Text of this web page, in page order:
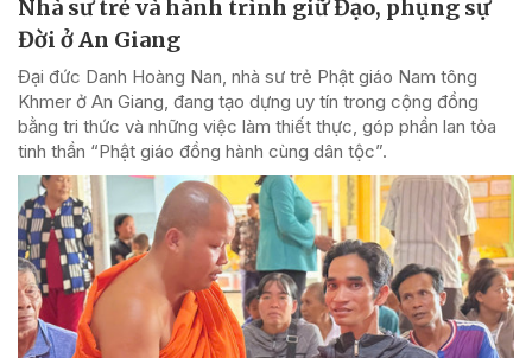
Nhà sư trẻ và hành trình giữ Đạo, phụng sự
Đời ở An Giang
Đại đức Danh Hoàng Nan, nhà sư trẻ Phật giáo Nam tông
Khmer ở An Giang, đang tạo dựng uy tín trong cộng đồng
bằng tri thức và những việc làm thiết thực, góp phần lan tỏa
tinh thần “Phật giáo đồng hành cùng dân tộc”.